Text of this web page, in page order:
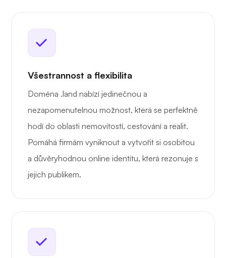
Všestrannost a flexibilita
Doména .land nabízí jedinečnou a
nezapomenutelnou možnost, která se perfektně
hodí do oblasti nemovitostí, cestování a realit.
Pomáhá firmám vyniknout a vytvořit si osobitou
a důvěryhodnou online identitu, která rezonuje s
jejich publikem.